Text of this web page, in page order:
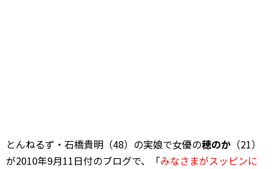
とんねるず・石橋貴明（48）の実娘で女優の穂のか （21）
が2010年9月11日付のブログで、「みなさまがスッピンに